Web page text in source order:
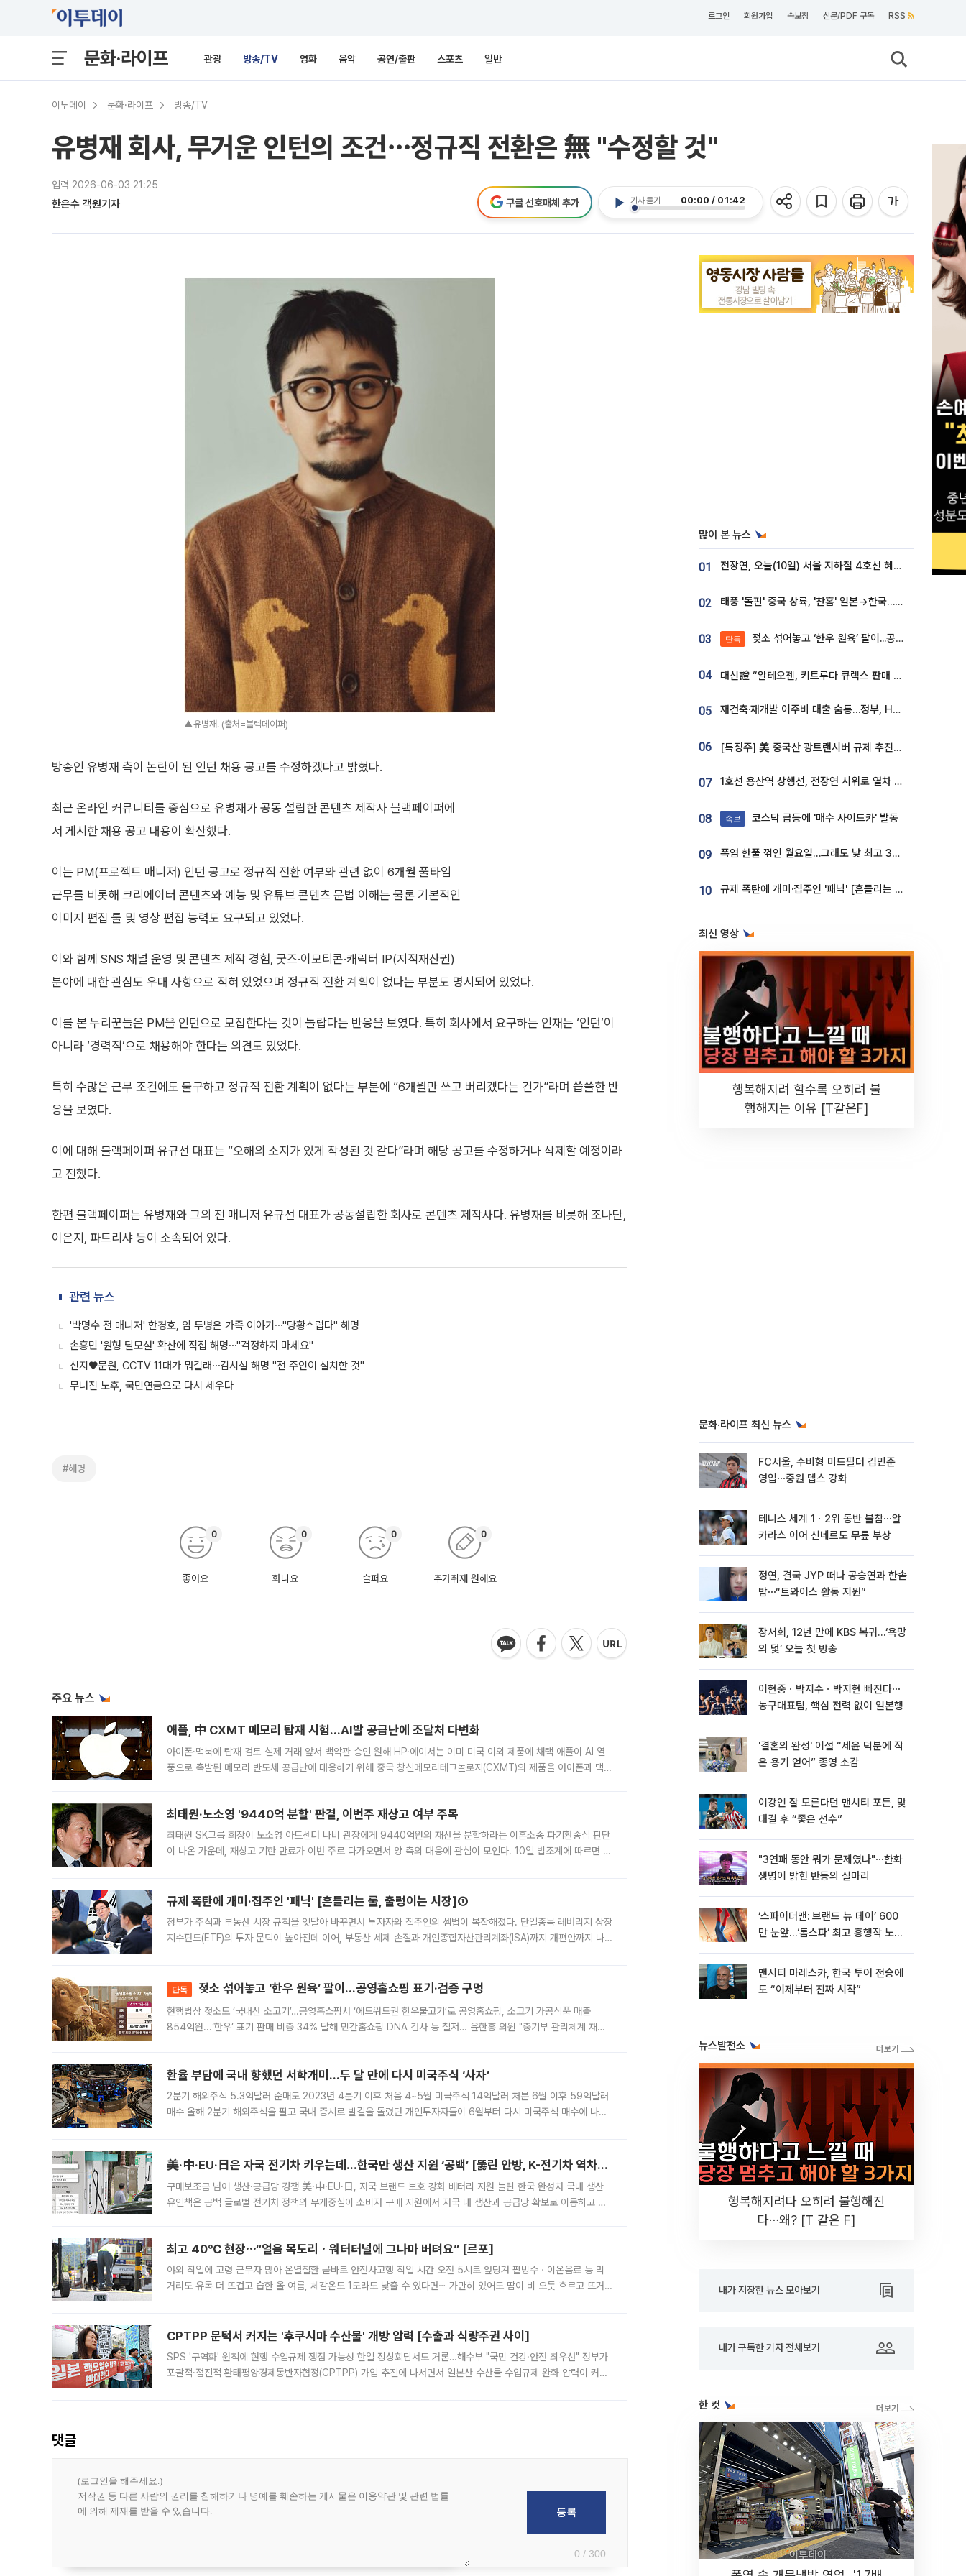
로그인 회원가입 속보창 신문/PDF 구독 RSS
문화·라이프 관광 방송/TV 영화 음악 공연/출판 스포츠 일반
이투데이 문화·라이프 방송/TV
유병재 회사, 무거운 인턴의 조건⋯정규직 전환은 無 "수정할 것"
입력 2026-06-03 21:25
한은수 객원기자 기사 듣기 00:00 / 01:42
구글 선호매체 추가
▲유병재. (출처=블렉페이퍼)
방송인 유병재 측이 논란이 된 인턴 채용 공고를 수정하겠다고 밝혔다.
최근 온라인 커뮤니티를 중심으로 유병재가 공동 설립한 콘텐츠 제작사 블랙페이퍼에
서 게시한 채용 공고 내용이 확산했다.
이는 PM(프로젝트 매니저) 인턴 공고로 정규직 전환 여부와 관련 없이 6개월 풀타임
근무를 비롯해 크리에이터 콘텐츠와 예능 및 유튜브 콘텐츠 문법 이해는 물론 기본적인
이미지 편집 툴 및 영상 편집 능력도 요구되고 있었다.
이와 함께 SNS 채널 운영 및 콘텐츠 제작 경험, 굿즈·이모티콘·캐릭터 IP(지적재산권)
분야에 대한 관심도 우대 사항으로 적혀 있었으며 정규직 전환 계획이 없다는 부분도 명시되어 있었다.
이를 본 누리꾼들은 PM을 인턴으로 모집한다는 것이 놀랍다는 반응을 보였다. 특히 회사에서 요구하는 인재는 ‘인턴’이
아니라 ‘경력직’으로 채용해야 한다는 의견도 있었다.
특히 수많은 근무 조건에도 불구하고 정규직 전환 계획이 없다는 부분에 “6개월만 쓰고 버리겠다는 건가”라며 씁쓸한 반
응을 보였다.
이에 대해 블랙페이퍼 유규선 대표는 “오해의 소지가 있게 작성된 것 같다”라며 해당 공고를 수정하거나 삭제할 예정이라
고 전했다.
한편 블랙페이퍼는 유병재와 그의 전 매니저 유규선 대표가 공동설립한 회사로 콘텐츠 제작사다. 유병재를 비롯해 조나단,
이은지, 파트리샤 등이 소속되어 있다.
관련 뉴스
'박명수 전 매니저' 한경호, 암 투병은 가족 이야기⋯"당황스럽다" 해명
손흥민 '원형 탈모설' 확산에 직접 해명⋯"걱정하지 마세요"
신지♥문원, CCTV 11대가 뭐길래⋯감시설 해명 "전 주인이 설치한 것"
무너진 노후, 국민연금으로 다시 세우다
#해명
좋아요
0
화나요
0
슬퍼요
0
추가취재 원해요
0
주요 뉴스
애플, 中 CXMT 메모리 탑재 시험…AI발 공급난에 조달처 다변화
아이폰·맥북에 탑재 검토 실제 거래 앞서 백악관 승인 원해 HP·에이서는 이미 미국 이외 제품에 채택 애플이 AI 열
풍으로 촉발된 메모리 반도체 공급난에 대응하기 위해 중국 창신메모리테크놀로지(CXMT)의 제품을 아이폰과 맥북
최태원·노소영 '9440억 분할' 판결, 이번주 재상고 여부 주목
최태원 SK그룹 회장이 노소영 아트센터 나비 관장에게 9440억원의 재산을 분할하라는 이혼소송 파기환송심 판단
이 나온 가운데, 재상고 기한 만료가 이번 주로 다가오면서 양 측의 대응에 관심이 모인다. 10일 법조계에 따르면 최
규제 폭탄에 개미·집주인 '패닉' [흔들리는 룰, 출렁이는 시장]①
정부가 주식과 부동산 시장 규칙을 잇달아 바꾸면서 투자자와 집주인의 셈법이 복잡해졌다. 단일종목 레버리지 상장
지수펀드(ETF)의 투자 문턱이 높아진데 이어, 부동산 세제 손질과 개인종합자산관리계좌(ISA)까지 개편안까지 나
단독 젖소 섞어놓고 ‘한우 원육’ 팔이...공영홈쇼핑 표기·검증 구멍
현행법상 젖소도 ‘국내산 소고기’…공영홈쇼핑서 ‘에드워드권 한우불고기’로 공영홈쇼핑, 소고기 가공식품 매출
854억원...‘한우’ 표기 판매 비중 34% 달해 민간홈쇼핑 DNA 검사 등 철저… 윤한홍 의원 "중기부 관리체계 재설
환율 부담에 국내 향했던 서학개미…두 달 만에 다시 미국주식 ‘사자’
2분기 해외주식 5.3억달러 순매도 2023년 4분기 이후 처음 4~5월 미국주식 14억달러 처분 6월 이후 59억달러
매수 올해 2분기 해외주식을 팔고 국내 증시로 발길을 돌렸던 개인투자자들이 6월부터 다시 미국주식 매수에 나선
美·中·EU·日은 자국 전기차 키우는데…한국만 생산 지원 ‘공백’ [뚫린 안방, K-전기차 역차별]
구매보조금 넘어 생산·공급망 경쟁 美·中·EU·日, 자국 브랜드 보호 강화 배터리 지원 늘린 한국 완성차 국내 생산
유인책은 공백 글로벌 전기차 정책의 무게중심이 소비자 구매 지원에서 자국 내 생산과 공급망 확보로 이동하고 있
최고 40℃ 현장⋯“얼음 목도리ㆍ워터터널에 그나마 버텨요” [르포]
야외 작업에 고령 근무자 많아 온열질환 곧바로 안전사고행 작업 시간 오전 5시로 앞당겨 팥빙수ㆍ이온음료 등 먹
거리도 유독 더 뜨겁고 습한 올 여름, 체감온도 1도라도 낮출 수 있다면⋯ 가만히 있어도 땀이 비 오듯 흐르고 뜨거
CPTPP 문턱서 커지는 '후쿠시마 수산물' 개방 압력 [수출과 식량주권 사이]
SPS '구역화' 원칙에 현행 수입규제 쟁점 가능성 한일 정상회담서도 거론…해수부 "국민 건강·안전 최우선" 정부가
포괄적·점진적 환태평양경제동반자협정(CPTPP) 가입 추진에 나서면서 일본산 수산물 수입규제 완화 압력이 커질
댓글
0 / 300
많이 본 뉴스
01 전장연, 오늘(10일) 서울 지하철 4호선 혜화역 시위…1호선 용산역 무정차
02 태풍 '돌핀' 중국 상륙, '찬홈' 일본→한국…각국 기상청 예상 경로는?
03 단독 젖소 섞어놓고 ‘한우 원육’ 팔이...공영홈쇼핑 표기·검증 구멍
04 대신證 “알테오젠, 키트루다 큐렉스 판매 3배 급증…목표가 41만원 상향”
05 재건축·재개발 이주비 대출 숨통…정부, HF 보증 신설 추진
06 [특징주] 美 중국산 광트랜시버 규제 추진에 대한광통신 등 광통신株 강세
07 1호선 용산역 상행선, 전장연 시위로 열차 무정차 운행
08 속보 코스닥 급등에 '매수 사이드카' 발동
09 폭염 한풀 꺾인 월요일…그래도 낮 최고 34도 [날씨]
10 규제 폭탄에 개미·집주인 '패닉' [흔들리는 룰, 출렁이는 시장]①
최신 영상
행복해지려 할수록 오히려 불
행해지는 이유 [T같은F]
문화·라이프 최신 뉴스
FC서울, 수비형 미드필더 김민준
영입⋯중원 뎁스 강화
테니스 세계 1ㆍ2위 동반 불참⋯알
카라스 이어 신네르도 무릎 부상
정연, 결국 JYP 떠나 공승연과 한솥
밥⋯“트와이스 활동 지원”
장서희, 12년 만에 KBS 복귀…‘욕망
의 덫’ 오늘 첫 방송
이현중ㆍ박지수ㆍ박지현 빠진다⋯
농구대표팀, 핵심 전력 없이 일본행
'결혼의 완성' 이설 “세윤 덕분에 작
은 용기 얻어” 종영 소감
이강인 잘 모른다던 맨시티 포든, 맞
대결 후 “좋은 선수”
"3연패 동안 뭐가 문제였나"⋯한화
생명이 밝힌 반등의 실마리
‘스파이더맨: 브랜드 뉴 데이’ 600
만 눈앞…‘톰스파’ 최고 흥행작 노린
맨시티 마레스카, 한국 투어 전승에
도 “이제부터 진짜 시작”
뉴스발전소
행복해지려다 오히려 불행해진
다⋯왜? [T 같은 F]
내가 저장한 뉴스 모아보기
내가 구독한 기자 전체보기
한 컷